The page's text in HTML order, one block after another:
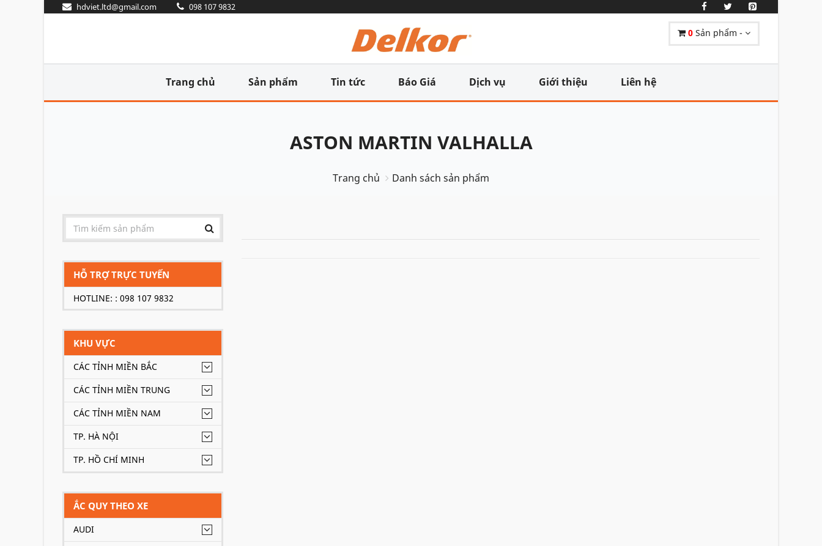
hdviet.ltd@gmail.com 098 107 9832
0 Sản phẩm -
Trang chủ Sản phẩm Tin tức Báo Giá Dịch vụ Giới thiệu Liên hệ
ASTON MARTIN VALHALLA
Trang chủ Danh sách sản phẩm
HỖ TRỢ TRỰC TUYẾN
HOTLINE: : 098 107 9832
KHU VỰC
CÁC TỈNH MIỀN BẮC
CÁC TỈNH MIỀN TRUNG
CÁC TỈNH MIỀN NAM
TP. HÀ NỘI
TP. HỒ CHÍ MINH
ẮC QUY THEO XE
AUDI